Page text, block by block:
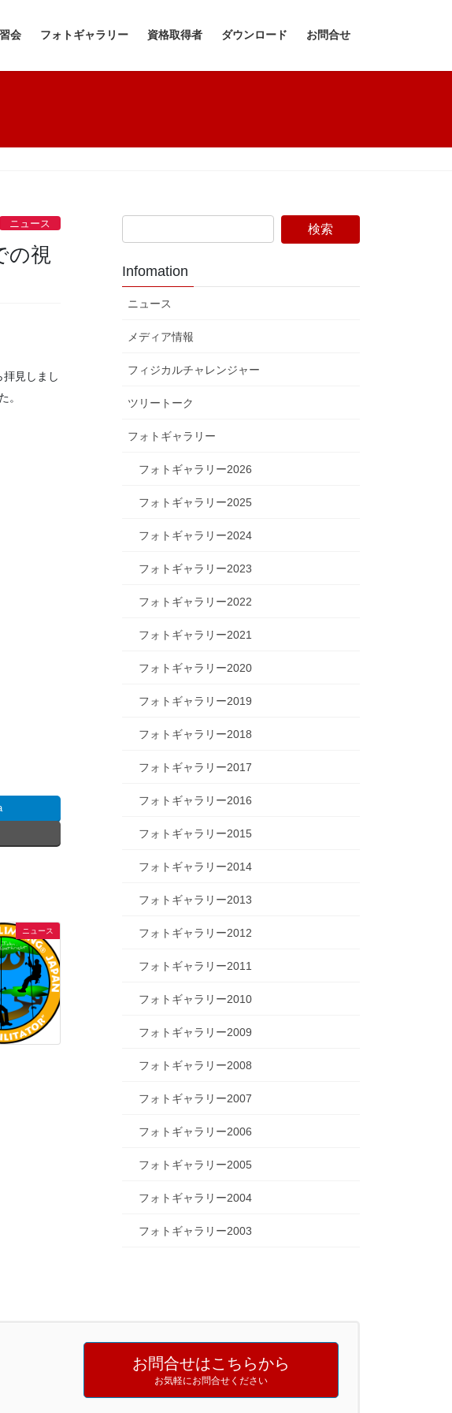
会 フォトギャラリー 資格取得者 ダウンロード お問合せ
ニュース
の視
見しまし
。
ニュース
Infomation
ニュース
メディア情報
フィジカルチャレンジャー
ツリートーク
フォトギャラリー
フォトギャラリー2026
フォトギャラリー2025
フォトギャラリー2024
フォトギャラリー2023
フォトギャラリー2022
フォトギャラリー2021
フォトギャラリー2020
フォトギャラリー2019
フォトギャラリー2018
フォトギャラリー2017
フォトギャラリー2016
フォトギャラリー2015
フォトギャラリー2014
フォトギャラリー2013
フォトギャラリー2012
フォトギャラリー2011
フォトギャラリー2010
フォトギャラリー2009
フォトギャラリー2008
フォトギャラリー2007
フォトギャラリー2006
フォトギャラリー2005
フォトギャラリー2004
フォトギャラリー2003
お問合せはこちらから
お気軽にお問合せください